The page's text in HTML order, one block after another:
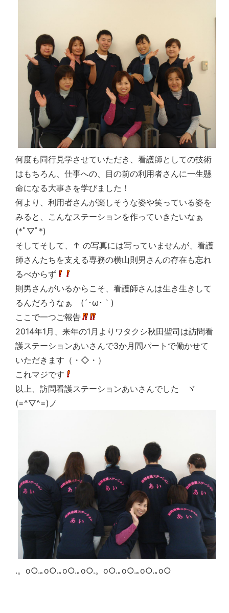
何度も同行見学させていただき、看護師としての技術
はもちろん、仕事への、目の前の利用者さんに一生懸
命になる大事さを学びました！
何より、利用者さんが楽しそうな姿や笑っている姿を
みると、こんなステーションを作っていきたいなぁ
(*ﾟ▽ﾟ*)
そしてそして、↑ の写真には写っていませんが、看護
師さんたちを支える専務の横山則男さんの存在も忘れ
るべからず
則男さんがいるからこそ、看護師さんは生き生きして
るんだろうなぁ (´･ω･｀)
ここで一つご報告
2014年1月、来年の1月よりワタクシ秋田聖司は訪問看
護ステーションあいさんで3か月間パートで働かせて
いただきます（・◇・）ゞ
これマジです
以上、訪問看護ステーションあいさんでした ヾ
(=^▽^=)ノ
.。o○.｡o○.｡o○.｡o○.。o○.｡o○.｡o○.｡o○